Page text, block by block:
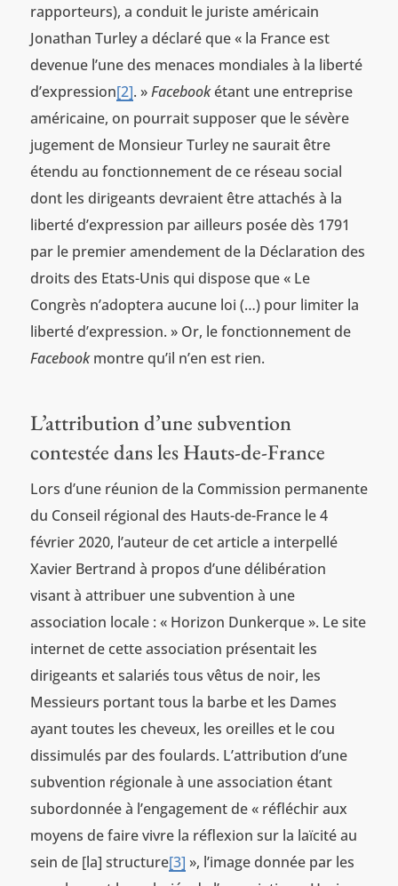
rapporteurs), a conduit le juriste américain
Jonathan Turley a déclaré que « la France est
devenue l’une des menaces mondiales à la liberté
d’expression[2]. »Facebookétant une entreprise
américaine, on pourrait supposer que le sévère
jugement de Monsieur Turley ne saurait être
étendu au fonctionnement de ce réseau social
dont les dirigeants devraient être attachés à la
liberté d’expression par ailleurs posée dès 1791
par le premier amendement de la Déclaration des
droits des Etats-Unis qui dispose que « Le
Congrès n’adoptera aucune loi (…) pour limiter la
liberté d’expression. » Or, le fonctionnement de
Facebookmontre qu’il n’en est rien.
L’attribution d’une subvention
contestée dans les Hauts-de-France
Lors d’une réunion de la Commission permanente
du Conseil régional des Hauts-de-France le 4
février 2020, l’auteur de cet article a interpellé
Xavier Bertrand à propos d’une délibération
visant à attribuer une subvention à une
association locale : « Horizon Dunkerque ». Le site
internet de cette association présentait les
dirigeants et salariés tous vêtus de noir, les
Messieurs portant tous la barbe et les Dames
ayant toutes les cheveux, les oreilles et le cou
dissimulés par des foulards. L’attribution d’une
subvention régionale à une association étant
subordonnée à l’engagement de « réfléchir aux
moyens de faire vivre la réflexion sur la laïcité au
sein de [la] structure[3] », l’image donnée par les